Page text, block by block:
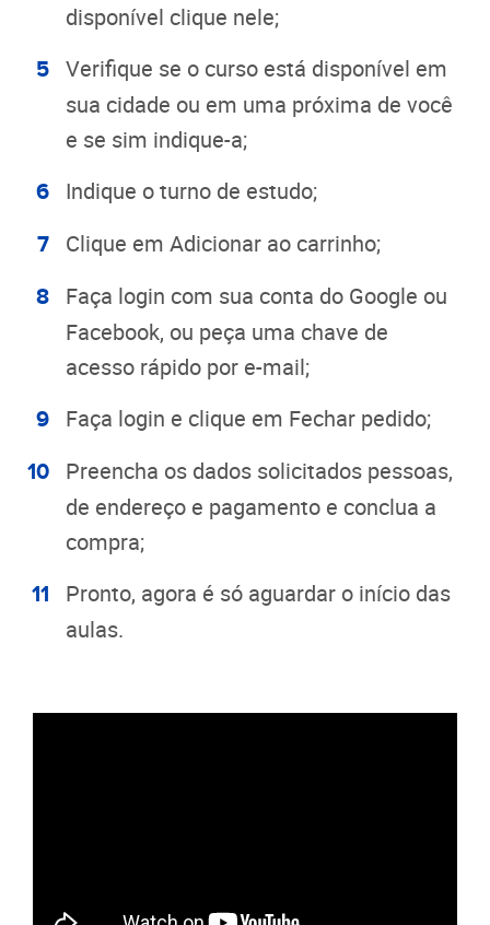
disponível clique nele;
Verifique se o curso está disponível em
sua cidade ou em uma próxima de você
e se sim indique-a;
Indique o turno de estudo;
Clique em Adicionar ao carrinho;
Faça login com sua conta do Google ou
Facebook, ou peça uma chave de
acesso rápido por e-mail;
Faça login e clique em Fechar pedido;
Preencha os dados solicitados pessoas,
de endereço e pagamento e conclua a
compra;
Pronto, agora é só aguardar o início das
aulas.